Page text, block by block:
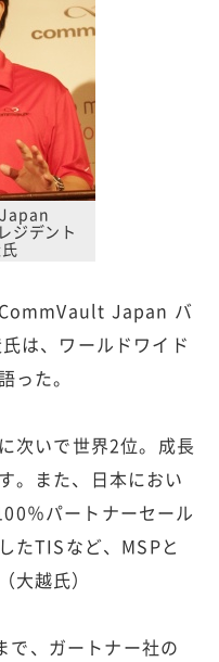
ジデント
Japan バ
は、ワールドワイド
った。
次いで世界2位。成長
。また、日本におい
％パートナーセール
たTISなど、MSPと
大越氏）
、ガートナー社の